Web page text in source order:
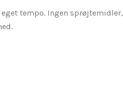
tempo. Ingen sprøjtemidler,